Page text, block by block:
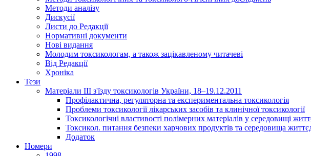
Методи аналізу
Дискусії
Листи до Редакції
Нормативні документи
Нові видання
Молодим токсикологам, а також зацікавленому читачеві
Від Редакції
Хроніка
Тези
Матеріали ІІІ з'їзду токсикологів України, 18–19.12.2011
Профілактична, регуляторна та експериментальна токсикологія
Проблеми токсикології лікарських засобів та клинічної токсикології
Токсикологічні властивості полімерних матеріалів у середовищі
Токсикол. питання безпеки харчових продуктів та середовища
Додаток
Номери